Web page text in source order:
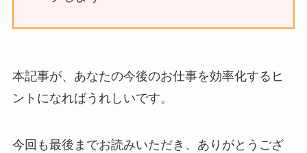
本記事が、あなたの今後のお仕事を効率化するヒ
ントになればうれしいです。
今回も最後までお読みいただき、ありがとうござ